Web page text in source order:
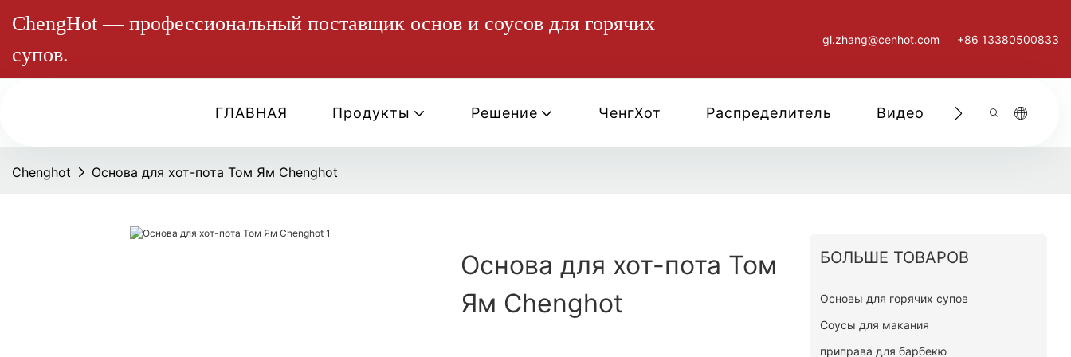
ChengHot — профессиональный поставщик основ и соусов для горячих
супов.
gl.zhang@cenhot.com +86 13380500833
ГЛАВНАЯ Продукты Решение ЧенгХот Распределитель Видео Свяжитесь
Chenghot Основа для хот-пота Том Ям Chenghot
Основа для хот-пота Том
Ям Chenghot
БОЛЬШЕ ТОВАРОВ
Основы для горячих супов
Соусы для макания
приправа для барбекю